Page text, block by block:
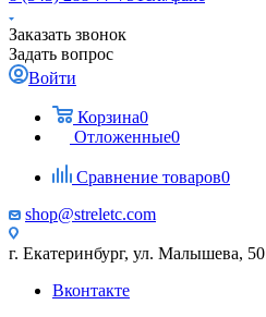
Заказать звонок
Задать вопрос
Войти
Корзина0
Отложенные0
Сравнение товаров0
shop@streletc.com
г. Екатеринбург, ул. Малышева, 50
Вконтакте